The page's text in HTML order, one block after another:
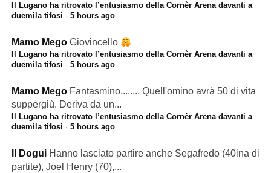
Il Lugano ha ritrovato l’entusiasmo della Cornèr Arena davanti a
duemila tifosi · 5 hours ago
Mamo Mego Giovincello
Il Lugano ha ritrovato l’entusiasmo della Cornèr Arena davanti a
duemila tifosi · 5 hours ago
Mamo Mego Fantasmino........ Quell'omino avrà 50 di vita
suppergiù. Deriva da un...
Il Lugano ha ritrovato l’entusiasmo della Cornèr Arena davanti a
duemila tifosi · 5 hours ago
Il Dogui Hanno lasciato partire anche Segafredo (40ina di
partite), Joel Henry (70),...